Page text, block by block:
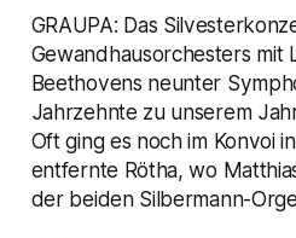
GRAUPA: Das
Gewandhausorchesters mit
Beethovens neunter
Jahrzehnte zu unserem
Oft ging es noch im Konvoi
entfernte Rötha, wo
der beiden Silbermann-